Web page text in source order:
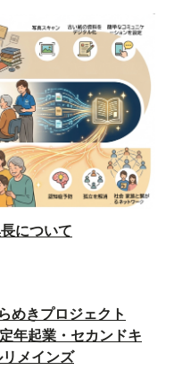
について
めきプロジェクト
定年起業・セカンドキ
メインズ